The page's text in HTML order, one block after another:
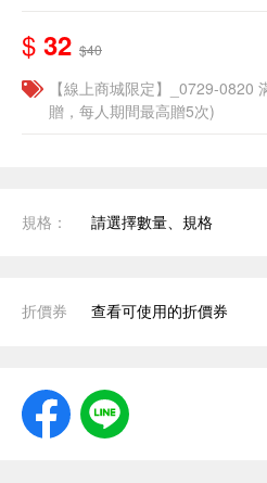
$ 32 $40
【線上商城限定】_0729-0820
贈，每人期間最高贈5次)
規格： 請選擇數量、規格
折價券 查看可使用的折價券